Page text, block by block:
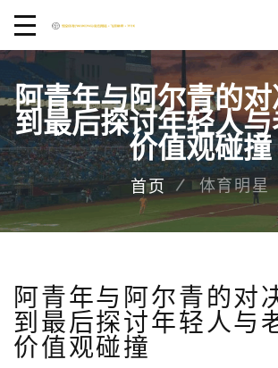
阿青年与阿尔青的
到最后探讨年轻人
价值观碰撞
首页 体育明星
阿青年与阿尔青的对
到最后探讨年轻人与
价值观碰撞